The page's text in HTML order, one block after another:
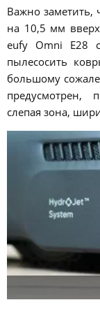
Важно заметить,
на 10,5 мм
eufy Omni E28
пылесосить
большому
предусмотрен,
слепая зона,